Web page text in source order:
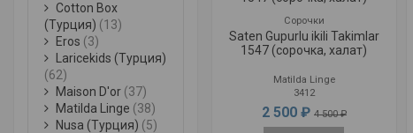
Сорочки
Saten Gupurlu ikili Takimlar
1547 (сорочка, халат)
Matilda Linge
3412
2 500 ₽ 4 500 ₽
Cotton Box
(Турция) (13)
Eros (3)
Laricekids (Турция)
(62)
Maison D'or (37)
Matilda Linge (38)
Nusa (Турция) (5)